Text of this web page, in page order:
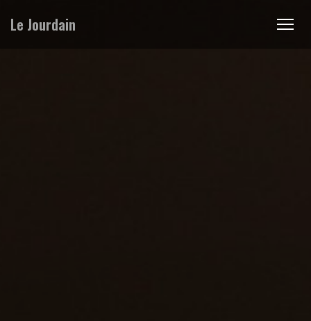
Le Jourdain